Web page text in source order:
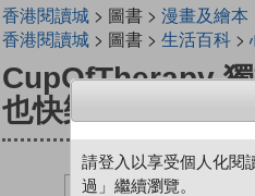
香港閱讀城> 圖書 > 漫畫及繪本
香港閱讀城> 圖書 > 生活百科>
CupOfTherapy
也快樂
請登入以享受個人化閱
過」繼續瀏覽。